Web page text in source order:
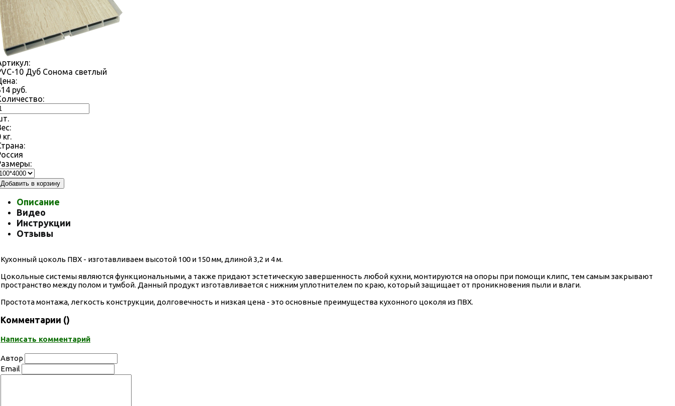
10 Дуб Сонома светлый
руб.
кг.
Добавить в корзину
Описание
Видео
Инструкции
Отзывы
Кухонный цоколь ПВХ - изготавливаем высотой 100 и 150 мм, длиной 3,2 и 4 м.
Цокольные системы являются функциональными, а также придают эстетическую завершенность любой кухни, монтируются на опоры при помощи клипс, тем самым закрывают
пространство между полом и тумбой. Данный продукт изготавливается с нижним уплотнителем по краю, который защищает от проникновения пыли и влаги.
Простота монтажа, легкость конструкции, долговечность и низкая цена - это основные преимущества кухонного цоколя из ПВХ.
Комментарии ()
Написать комментарий
Автор
Email